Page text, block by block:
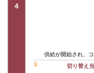
4
供給が開始され、
切り替え